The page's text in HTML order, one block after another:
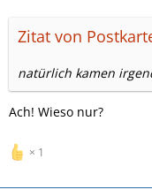
Zitat von
natürlich kamen
Ach! Wieso nur?
1